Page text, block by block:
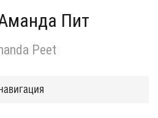
Пит
Peet